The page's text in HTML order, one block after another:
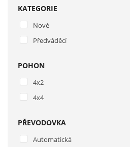
KATEGORIE
Nové
Předváděcí
POHON
4x2
4x4
PŘEVODOVKA
Automatická